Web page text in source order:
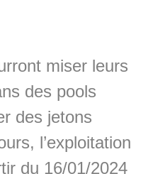
miser leurs
des pools
des jetons
l’exploitation
du 16/01/2024